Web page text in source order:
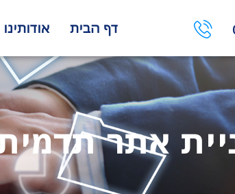
דף הבית אודותינו
אתר